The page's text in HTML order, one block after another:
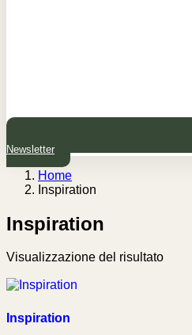
Newsletter
Home
Inspiration
Inspiration
Visualizzazione del risultato
Inspiration